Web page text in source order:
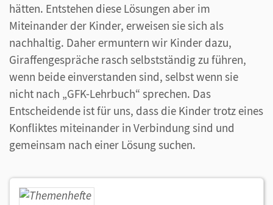
hätten. Entstehen diese Lösungen aber im
Miteinander der Kinder, erweisen sie sich als
nachhaltig. Daher ermuntern wir Kinder dazu,
Giraffengespräche rasch selbstständig zu führen,
wenn beide einverstanden sind, selbst wenn sie
nicht nach „GFK-Lehrbuch“ sprechen. Das
Entscheidende ist für uns, dass die Kinder trotz eines
Konfliktes miteinander in Verbindung sind und
gemeinsam nach einer Lösung suchen.